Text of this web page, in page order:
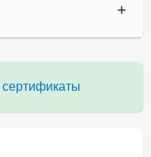
+
сертификаты